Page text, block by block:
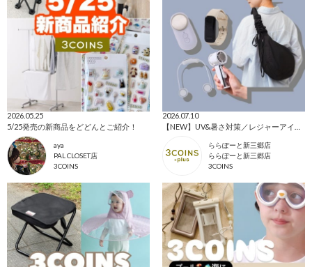
2026.05.25
5/25発売の新商品をどどんとご紹介！
aya
PAL CLOSET店
3COINS
2026.07.10
ららぽーと新三郷店
ららぽーと新三郷店
3COINS